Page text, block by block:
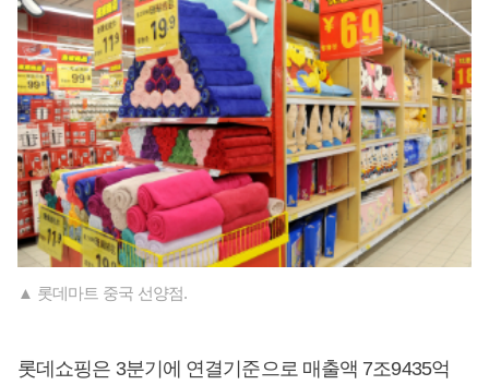
▲ 롯데마트 중국 선양점.
롯데쇼핑은 3분기에 연결기준으로 매출액 7조9435억